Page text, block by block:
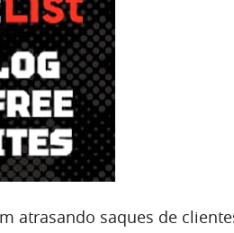
atrasando saques de